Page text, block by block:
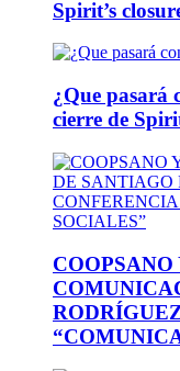
Spirit’s
¿Que pasará
cierre de